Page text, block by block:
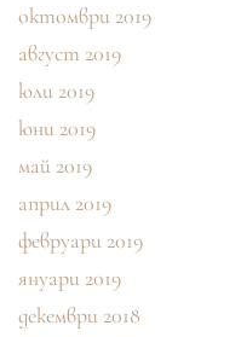
октомври 2019
август 2019
юли 2019
юни 2019
май 2019
април 2019
февруари 2019
януари 2019
декември 2018